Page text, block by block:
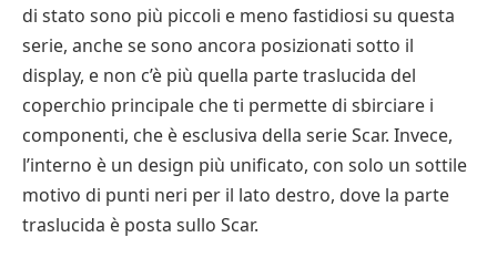
di stato sono più piccoli e meno fastidiosi su questa
serie, anche se sono ancora posizionati sotto il
display, e non c’è più quella parte traslucida del
coperchio principale che ti permette di sbirciare i
componenti, che è esclusiva della serie Scar. Invece,
l’interno è un design più unificato, con solo un sottile
motivo di punti neri per il lato destro, dove la parte
traslucida è posta sullo Scar.